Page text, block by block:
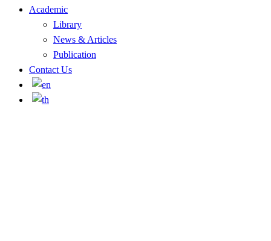
Academic
Library
News & Articles
Publication
Contact Us